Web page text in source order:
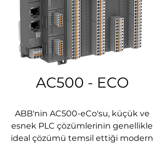
AC500 - ECO
ABB'nin AC500-eCo'su, küçük ve
esnek PLC çözümlerinin genellikle
ideal çözümü temsil ettiği modern